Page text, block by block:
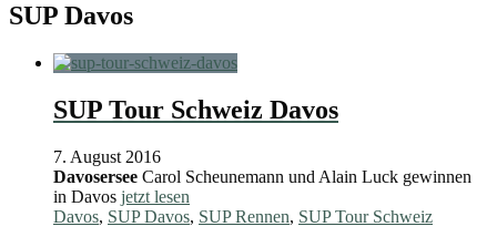
SUP Davos
SUP Tour Schweiz Davos
7. August 2016
Davosersee Carol Scheunemann und Alain Luck gewinnen
in Davos jetzt lesen
Davos, SUP Davos, SUP Rennen, SUP Tour Schweiz